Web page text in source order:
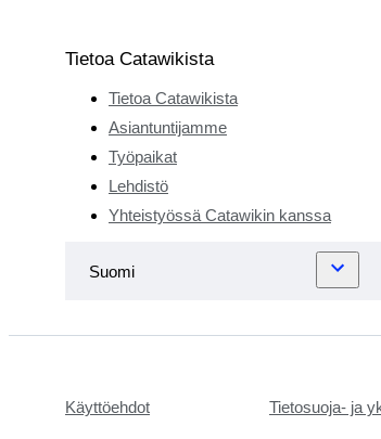
Tietoa Catawikista
Tietoa Catawikista
Asiantuntijamme
Työpaikat
Lehdistö
Yhteistyössä Catawikin kanssa
Käyttöehdot Tietosuoja- ja